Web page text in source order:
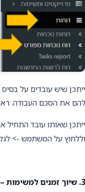
ייתכן שיש עובדים על
להם את הסכם העבודה.
ייתכן שאותו עובד
וללחוץ על המשתמש ->
3. שיוך זמנים למשימות – 'דיווח שעות למשימות'